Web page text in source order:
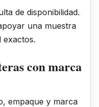
de disponibilidad.
una muestra
exactos.
con marca
empaque y marca